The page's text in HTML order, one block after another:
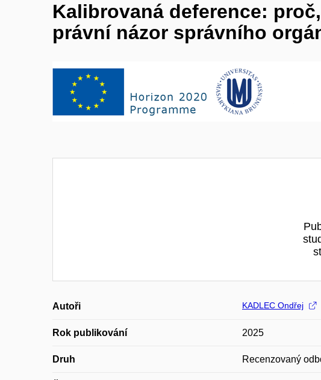
Kalibrovaná deference:
právní názor správního
Autoři KADLEC Ondřej
Rok publikování 2025
Druh Recenzovaný